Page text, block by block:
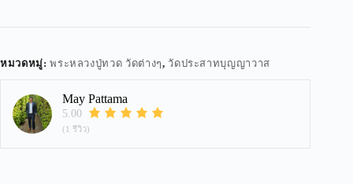
หมวดหมู่:พระหลวงปู่ทวด วัดต่างๆ, วัดประสาทบุญญาวาส
May Pattama
5.00
(1 รีวิว)